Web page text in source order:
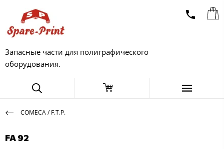
Запасные части для полиграфического
оборудования.
COMECA / F.T.P.
FA 92